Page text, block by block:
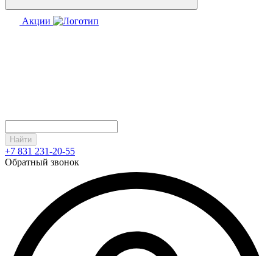
Акции
Найти
+7 831 231-20-55
Обратный звонок